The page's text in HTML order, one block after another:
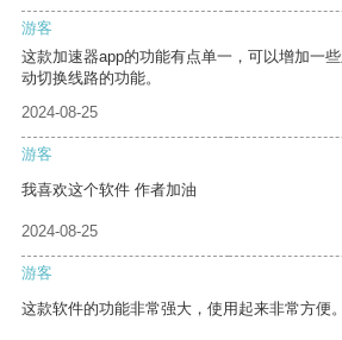
游客
这款加速器app的功能有点单一，可以增加一
动切换线路的功能。
2024-08-25
游客
我喜欢这个软件 作者加油
2024-08-25
游客
这款软件的功能非常强大，使用起来非常方便。